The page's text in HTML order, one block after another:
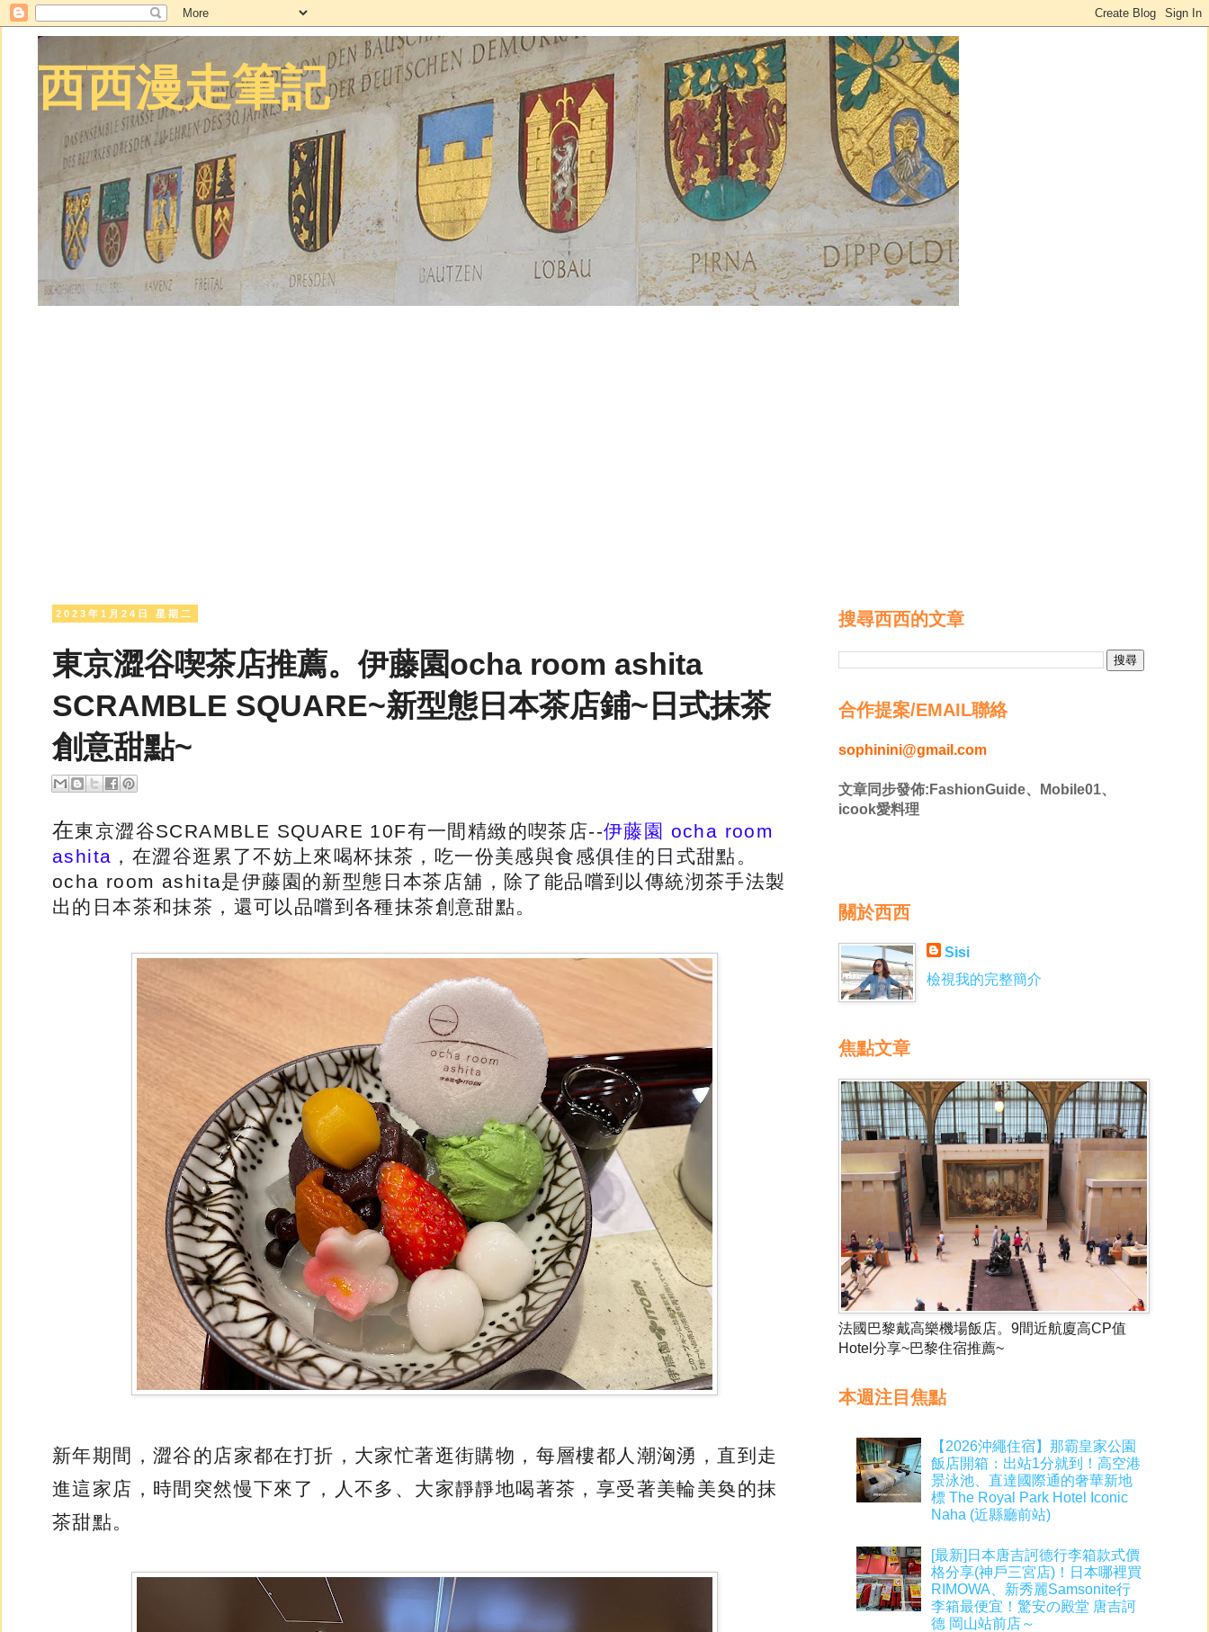
西西漫走筆記
2023年1月24日 星期二
東京澀谷喫茶店推薦。伊藤園ocha room ashita
SCRAMBLE SQUARE~新型態日本茶店鋪~日式抹茶
創意甜點~
在東京澀谷SCRAMBLE SQUARE 10F有一間精緻的喫茶店--伊藤園 ocha room
ashita ，在澀谷逛累了不妨上來喝杯抹茶，吃一份美感與食感俱佳的日式甜點。
ocha room ashita是伊藤園的新型態日本茶店舖，除了能品嚐到以傳統沏茶手法製
出的日本茶和抹茶，還可以品嚐到各種抹茶創意甜點。
新年期間，澀谷的店家都在打折，大家忙著逛街購物，每層樓都人潮洶湧，直到走
進這家店，時間突然慢下來了，人不多、大家靜靜地喝著茶，享受著美輪美奐的抹
茶甜點。
搜尋西西的文章
合作提案/EMAIL聯絡
sophinini@gmail.com
文章同步發佈:FashionGuide、Mobile01、
icook愛料理
關於西西
Sisi
檢視我的完整簡介
焦點文章
法國巴黎戴高樂機場飯店。9間近航廈高CP值
Hotel分享~巴黎住宿推薦~
本週注目焦點
【2026沖繩住宿】那霸皇家公園
飯店開箱：出站1分就到！高空港
景泳池、直達國際通的奢華新地
標 The Royal Park Hotel Iconic
Naha (近縣廳前站)
[最新]日本唐吉訶德行李箱款式價
格分享(神戶三宮店)！日本哪裡買
RIMOWA、新秀麗Samsonite行
李箱最便宜！驚安の殿堂 唐吉訶
德 岡山站前店～